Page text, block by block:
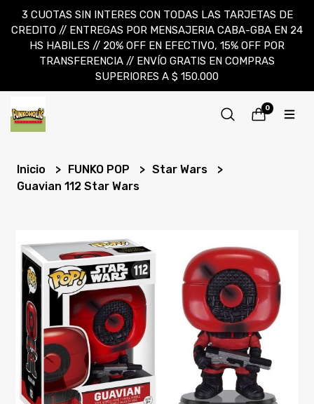
3 CUOTAS SIN INTERES CON TODAS LAS TARJETAS DE
CREDITO // ENTREGAS POR MENSAJERIA CABA-GBA EN 24
HS HABILES // 20% OFF EN EFECTIVO, 15% OFF POR
TRANSFERENCIA // ENVÍO GRATIS EN COMPRAS
SUPERIORES A $ 150.000
0
Inicio FUNKO POP
Star Wars
Guavian 112 Star Wars